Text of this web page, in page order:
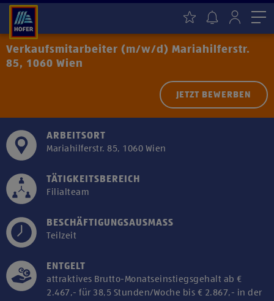
Verkaufsmitarbeiter (m/w/d) Mariahilferstr.
85, 1060 Wien
JETZT BEWERBEN
ARBEITSORT
Mariahilferstr. 85, 1060 Wien
TÄTIGKEITSBEREICH
Filialteam
BESCHÄFTIGUNGSAUSMASS
Teilzeit
ENTGELT
attraktives Brutto-Monatseinstiegsgehalt ab €
2.467,- für 38,5 Stunden/Woche bis € 2.867,- in der